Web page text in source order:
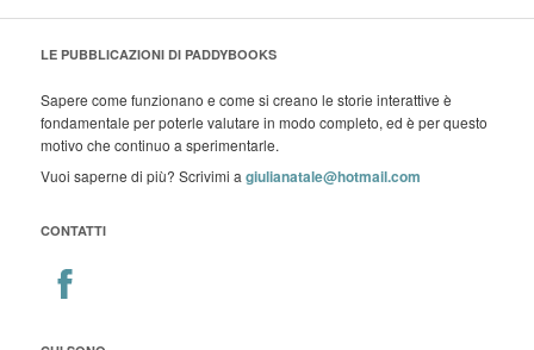
LE PUBBLICAZIONI DI PADDYBOOKS
Sapere come funzionano e come si creano le storie interattive è
fondamentale per poterle valutare in modo completo, ed è per questo
motivo che continuo a sperimentarle.
Vuoi saperne di più? Scrivimi agiulianatale@hotmail.com
CONTATTI